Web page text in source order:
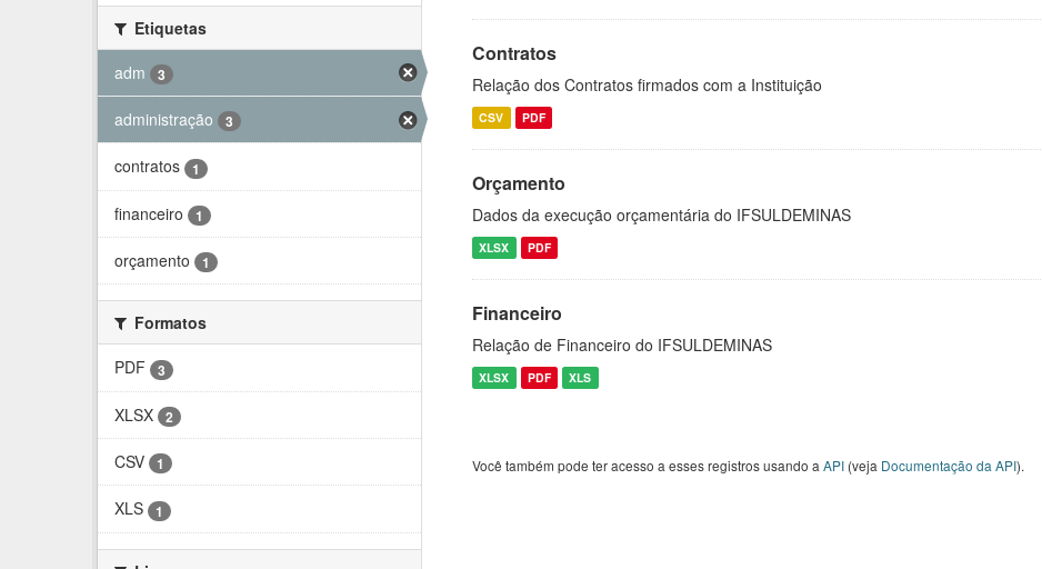
Etiquetas
adm
3
administração 3
contratos 1
financeiro 1
orçamento 1
Formatos
PDF
3
XLSX 2
CSV 1
XLS 1
Contratos
Relação dos Contratos firmados com a Instituição
CSV PDF
Orçamento
Dados da execução orçamentária do IFSULDEMINAS
XLSX PDF
Financeiro
Relação de Financeiro do IFSULDEMINAS
XLSX PDF XLS
Você também pode ter acesso a esses registros usando a API (veja Documentação da API).